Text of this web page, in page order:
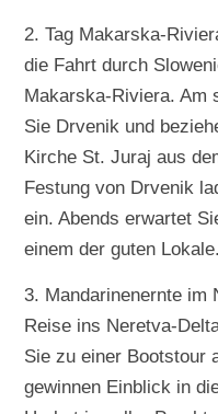
2. Tag Makarska-
die Fahrt durch
Makarska-Riviera. Am
Sie Drvenik und
Kirche St. Juraj aus
Festung von Drvenik
ein. Abends erwartet
einem der guten Lokale.
3. Mandarinenernte im
Reise ins Neretva-
Sie zu einer Bootstour
gewinnen Einblick in